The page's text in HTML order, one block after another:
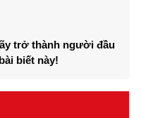
trở thành người đầu
biết này!